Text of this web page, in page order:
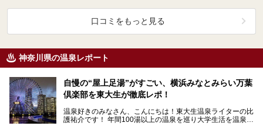
口コミをもっと見る
神奈川県の温泉レポート
自慢の“屋上足湯”がすごい、横浜みなとみらい万葉
倶楽部を東大生が徹底レポ！
温泉好きのみなさん、こんにちは！東大生温泉ライターの比
護祐介です！ 年間100湯以上の温泉を巡り大学生活を温泉に